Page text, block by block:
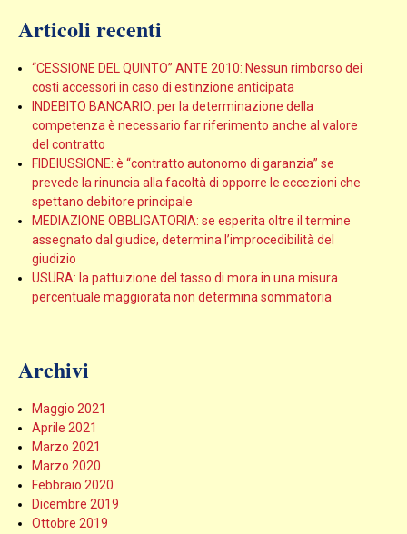
Articoli recenti
“CESSIONE DEL QUINTO” ANTE 2010: Nessun rimborso dei
costi accessori in caso di estinzione anticipata
INDEBITO BANCARIO: per la determinazione della
competenza è necessario far riferimento anche al valore
del contratto
FIDEIUSSIONE: è “contratto autonomo di garanzia” se
prevede la rinuncia alla facoltà di opporre le eccezioni che
spettano debitore principale
MEDIAZIONE OBBLIGATORIA: se esperita oltre il termine
assegnato dal giudice, determina l’improcedibilità del
giudizio
USURA: la pattuizione del tasso di mora in una misura
percentuale maggiorata non determina sommatoria
Archivi
Maggio 2021
Aprile 2021
Marzo 2021
Marzo 2020
Febbraio 2020
Dicembre 2019
Ottobre 2019